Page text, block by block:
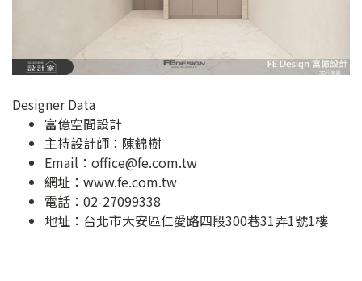
Designer Data
富億空間設計
主持設計師：陳錦樹
Email： office@fe.com.tw
網址： www.fe.com.tw
電話：02-27099338
地址： 台北市大安區仁愛路四段300巷31弄1號1樓